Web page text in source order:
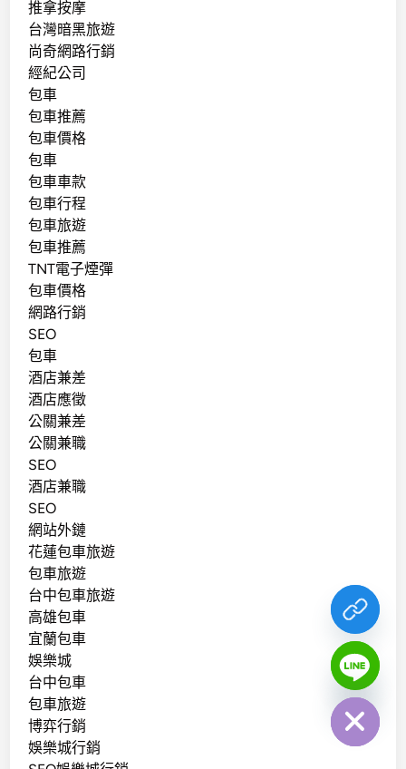
推拿按摩
台灣暗黑旅遊
尚奇網路行銷
經紀公司
包車
包車推薦
包車價格
包車
包車車款
包車行程
包車旅遊
包車推薦
TNT電子煙彈
包車價格
網路行銷
SEO
包車
酒店兼差
酒店應徵
公關兼差
公關兼職
SEO
酒店兼職
SEO
網站外鏈
花蓮包車旅遊
包車旅遊
台中包車旅遊
高雄包車
宜蘭包車
娛樂城
台中包車
包車旅遊
博弈行銷
娛樂城行銷
Hide
chaty